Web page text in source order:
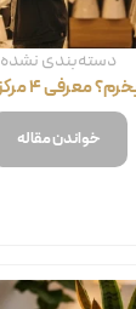
دسته‌بندی نشده
فروش لوازم روشنایی
خواندن مقاله